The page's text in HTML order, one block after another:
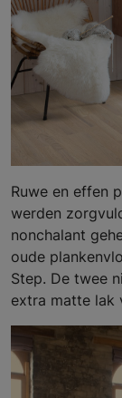
Ruwe en effen
werden
nonchalant
oude
Step. De twee
extra matte lak